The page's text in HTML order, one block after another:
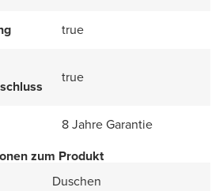
true
true
8 Jahre Garantie
zum Produkt
Duschen